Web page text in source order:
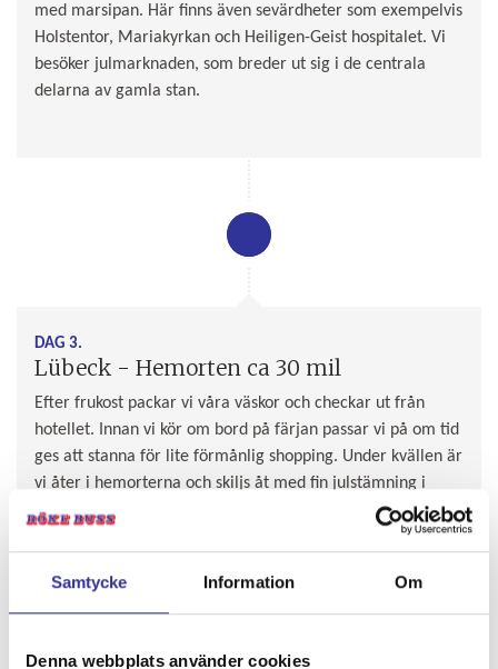
Samtycke Information Om
Denna webbplats använder cookies
med marsipan. Här finns även sevärdheter som exempelvis
Holstentor, Mariakyrkan och Heiligen-Geist hospitalet. Vi
besöker julmarknaden, som breder ut sig i de centrala
delarna av gamla stan.
DAG 3.
Lübeck - Hemorten ca 30 mil
Efter frukost packar vi våra väskor och checkar ut från
hotellet. Innan vi kör om bord på färjan passar vi på om tid
ges att stanna för lite förmånlig shopping. Under kvällen är
vi åter i hemorterna och skiljs åt med fin julstämning i
bagaget.
Planerad ankomst i Malmö ca 19.00 med reservation för
trafiksituation. Därefter fortsätter vi mot resp.